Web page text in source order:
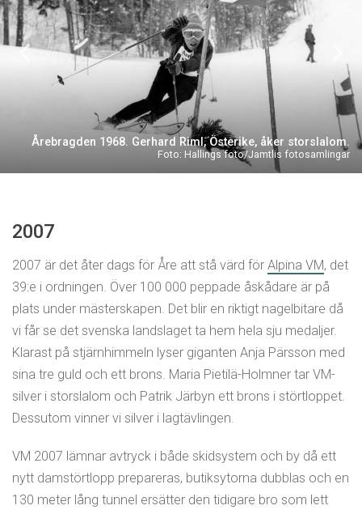
Årebragden 1968. Gerhard Riml, Österike, åker storslalom.
Foto: Hallings foto/Jamtlis fotosamlingar
2007
2007 är det åter dags för Åre att stå värd för Alpina VM, det
39:e i ordningen. Över 100 000 peppade åskådare är på
plats under mästerskapen. Det blir en riktigt nagelbitare då
vi får se det svenska landslaget ta hem hela sju medaljer.
Klarast på stjärnhimmeln lyser giganten Anja Pärsson med
sina tre guld och ett brons. Maria Pietilä-Holmner tar VM-
silver i storslalom och Patrik Järbyn ett brons i störtloppet.
Dessutom vinner vi silver i lagtävlingen.
VM 2007 lämnar avtryck i både skidsystem och by då ett
nytt damstörtlopp prepareras, butiksytorna dubblas och en
130 meter lång tunnel ersätter den tidigare bro som lett